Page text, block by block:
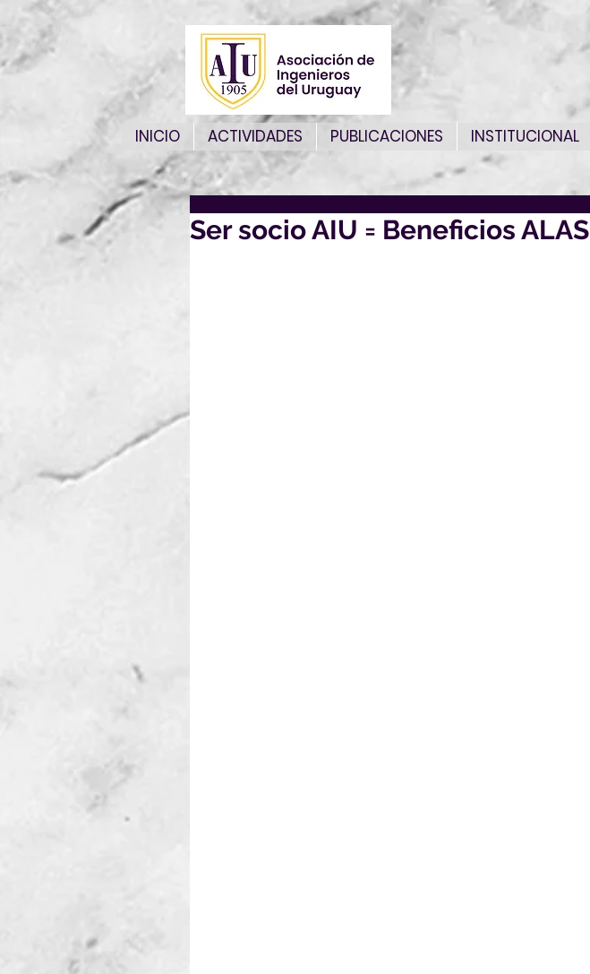
INICIO ACTIVIDADES PUBLICACIONES INSTITUCIONAL
Ser socio AIU = Beneficios ALAS